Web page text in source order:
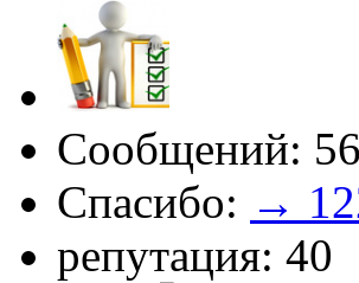
Сообщений:
Спасибо: →
репутация: 40